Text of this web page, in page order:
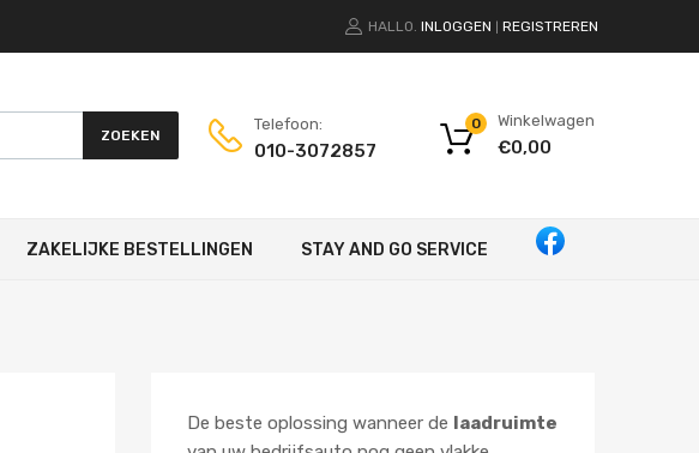
HALLO. INLOGGEN REGISTREREN
ZOEKEN
Telefoon:
010-3072857
Winkelwagen
€0,00
0
ZAKELIJKE BESTELLINGEN STAY AND GO SERVICE
De beste oplossing wanneer de laadruimte